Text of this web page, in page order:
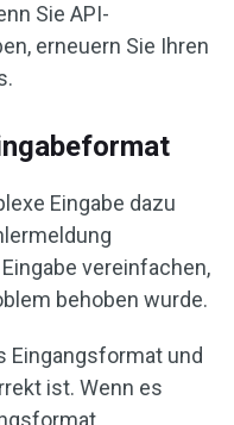
Sie API-
erneuern Sie Ihren
Eingabe dazu
vereinfachen,
behoben wurde.
Eingangsformat und
ist. Wenn es